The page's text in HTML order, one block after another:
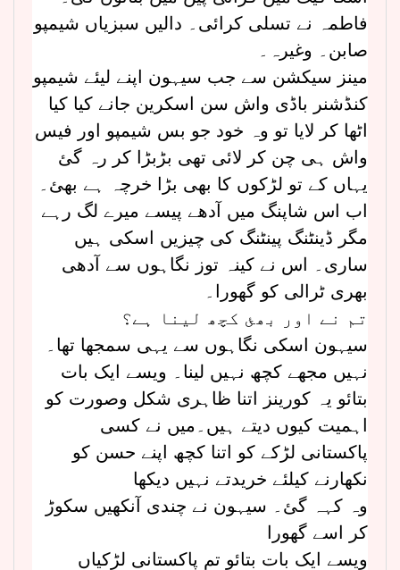
فاطمہ نے تسلی کرائی۔ دالیں سبزیاں شیمپو
صابن۔ وغیرہ۔
مینز سیکشن سے جب سیہون اپنے لیئے شیمپو
کنڈشنر باڈی واش سن اسکرین جانے کیا کیا
اٹھا کر لایا تو وہ خود جو بس شیمپو اور فیس
واش ہی چن کر لائی تھی بڑبڑا کر رہ گئ
یہاں کے تو لڑکوں کا بھی بڑا خرچہ ہے بھئ۔
اب اس شاپنگ میں آدھے پیسے میرے لگ رہے
مگر ڈینٹنگ پینٹنگ کی چیزیں اسکی ہیں
ساری۔ اس نے کینہ توز نگاہوں سے آدھی
بھری ٹرالی کو گھورا۔
تم نے اور بھئ کچھ لینا ہے؟
سیہون اسکی نگاہوں سے یہی سمجھا تھا۔
نہیں مجھے کچھ نہیں لینا۔ ویسے ایک بات
بتائو یہ کورینز اتنا ظاہری شکل وصورت کو
اہمیت کیوں دیتے ہیں۔میں نے کسی
پاکستانی لڑکے کو اتنا کچھ اپنے حسن کو
نکھارنے کیلئے خریدتے نہیں دیکھا
وہ کہہ گئ۔ سیہون نے چندی آنکھیں سکوڑ
کر اسے گھورا
ویسے ایک بات بتائو تم پاکستانی لڑکیاں